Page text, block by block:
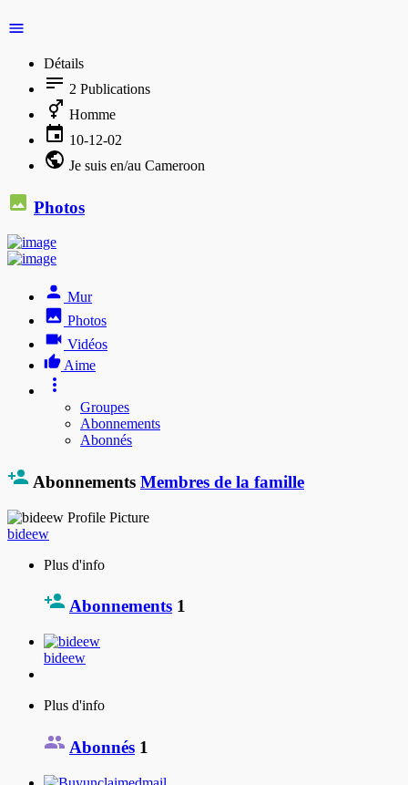
Détails
2 Publications
Homme
10-12-02
Je suis en/au Cameroon
Photos
Mur
Photos
Vidéos
Aime
Groupes
Abonnements
Abonnés
Abonnements Membres de la famille
bideew
Plus d'info
Abonnements 1
bideew
Plus d'info
Abonnés 1